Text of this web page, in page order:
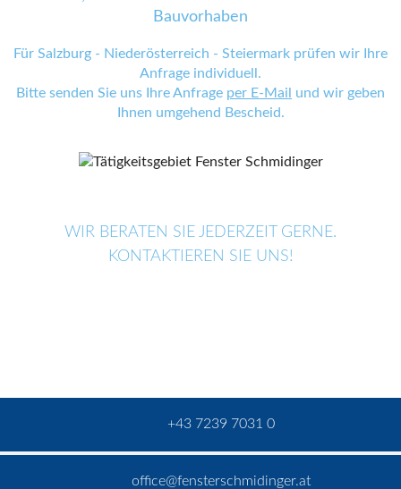
Bauvorhaben
Für Salzburg - Niederösterreich - Steiermark prüfen wir Ihre
Anfrage individuell.
Bitte senden Sie uns Ihre Anfrage per E-Mail
und wir geben
Ihnen umgehend Bescheid.
WIR BERATEN SIE JEDERZEIT GERNE.
KONTAKTIEREN SIE UNS!
+43 7239 7031 0
office@fensterschmidinger.at